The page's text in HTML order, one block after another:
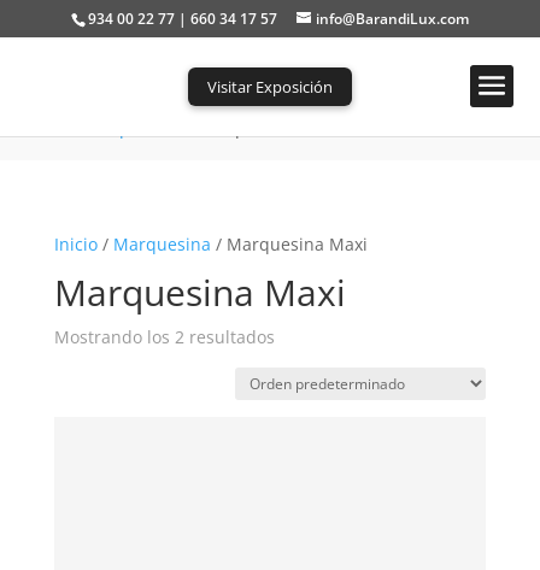
934 00 22 77 | 660 34 17 57 info@BarandiLux.com
Visitar Exposición
Inicio/ Marquesina / Marquesina Maxi
Marquesina Maxi
Mostrando los 2 resultados